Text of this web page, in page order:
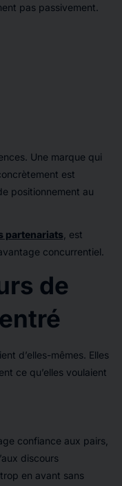
pas passivement.
Une marque qui
est
positionnement au
partenariats, est
concurrentiel.
de
d’elles-mêmes. Elles
ce qu’elles voulaient
confiance aux pairs,
discours
en avant sans